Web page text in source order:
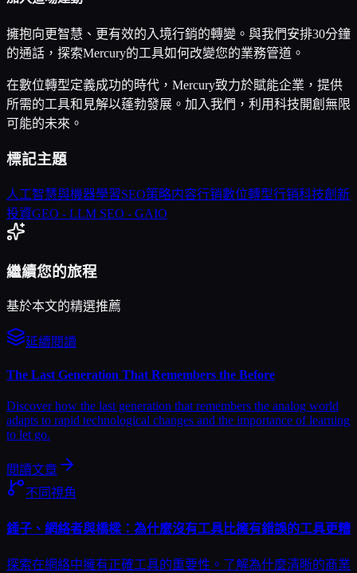
擁抱向更智慧、更有效的入境行銷的轉變。與我們安排30分鐘
的通話，探索Mercury的工具如何改變您的業務管道。
在數位轉型定義成功的時代，Mercury致力於賦能企業，提供
所需的工具和見解以蓬勃發展。加入我們，利用科技開創無限
可能的未來。
標記主題
人工智慧與機器學習SEO策略内容行销數位轉型行销科技創新
投資GEO - LLM SEO - GAIO
繼續您的旅程
基於本文的精選推薦
延續閱讀
The Last Generation That Remembers the Before
Discover how the last generation that remembers the analog world
adapts to rapid technological changes and the importance of learning
to let go.
閱讀文章
不同視角
錘子、網絡者與橋樑：為什麼沒有工具比擁有錯誤的工具更糟
探索在網絡中擁有正確工具的重要性。了解為什麼清晰的商業